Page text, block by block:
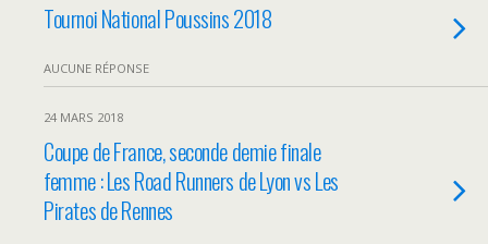
Tournoi National Poussins 2018
AUCUNE RÉPONSE
24 MARS 2018
Coupe de France, seconde demie finale
femme : Les Road Runners de Lyon vs Les
Pirates de Rennes